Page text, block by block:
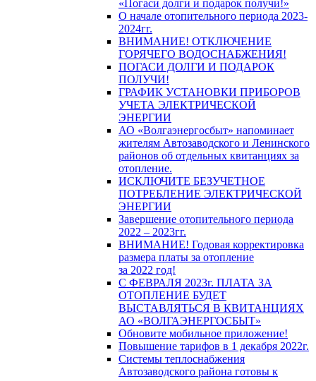
«Погаси долги и подарок получи!»
О начале отопительного периода 2023-
2024гг.
ВНИМАНИЕ! ОТКЛЮЧЕНИЕ
ГОРЯЧЕГО ВОДОСНАБЖЕНИЯ!
ПОГАСИ ДОЛГИ И ПОДАРОК
ПОЛУЧИ!
ГРАФИК УСТАНОВКИ ПРИБОРОВ
УЧЕТА ЭЛЕКТРИЧЕСКОЙ
ЭНЕРГИИ
АО «Волгаэнергосбыт» напоминает
жителям Автозаводского и Ленинского
районов об отдельных квитанциях за
отопление.
ИСКЛЮЧИТЕ БЕЗУЧЕТНОЕ
ПОТРЕБЛЕНИЕ ЭЛЕКТРИЧЕСКОЙ
ЭНЕРГИИ
Завершение отопительного периода
2022 – 2023гг.
ВНИМАНИЕ! Годовая корректировка
размера платы за отопление
за 2022 год!
С ФЕВРАЛЯ 2023г. ПЛАТА ЗА
ОТОПЛЕНИЕ БУДЕТ
ВЫСТАВЛЯТЬСЯ В КВИТАНЦИЯХ
АО «ВОЛГАЭНЕРГОСБЫТ»
Обновите мобильное приложение!
Повышение тарифов в 1 декабря 2022г.
Системы теплоснабжения
Автозаводского района готовы к